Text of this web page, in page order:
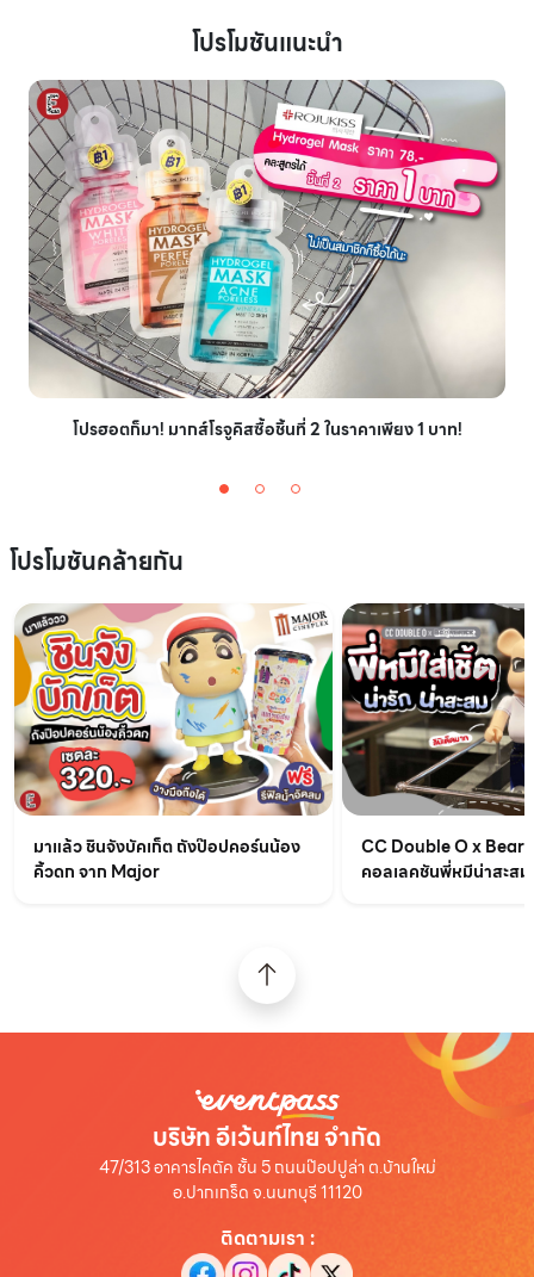
โปรโมชันแนะนำ
โปรฮอตก็มา! มากส์โรจูคิสซื้อชิ้นที่ 2 ในราคาเพียง 1 บาท!
โปรโมชันคล้ายกัน
มาแล้ว ชินจังบัคเก็ต ถังป๊อปคอร์นน้อง
คิ้วดก จาก Major
CC Double O x
คอลเลคชันพี่หมีน่าสะสม
บริษัท อีเว้นท์ไทย จำกัด
47/313 อาคารไคตัค ชั้น 5 ถนนป๊อปปูล่า ต.บ้านใหม่
อ.ปากเกร็ด จ.นนทบุรี 11120
ติดตามเรา :